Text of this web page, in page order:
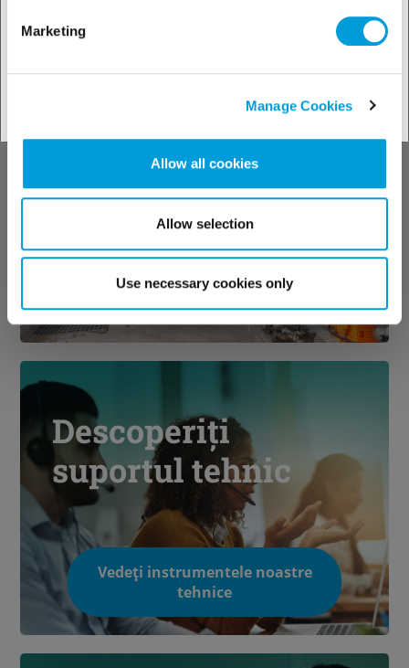
Marketing
Manage Cookies
Allow all cookies
Allow selection
Use necessary cookies only
Descoperiți
soluțiile noastre
pe industrii
Descoperiți
suportul tehnic
Vedeți instrumentele noastre
tehnice